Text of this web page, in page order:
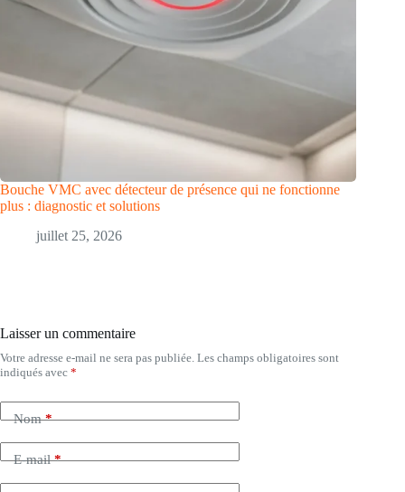
Bouche VMC avec détecteur de présence qui ne fonctionne
plus : diagnostic et solutions
juillet 25, 2026
Laisser un commentaire
Votre adresse e-mail ne sera pas publiée. Les champs obligatoires sont
indiqués avec *
Nom*
E-mail*